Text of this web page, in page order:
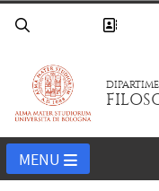
MENU